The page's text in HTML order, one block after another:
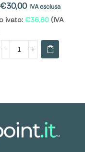
€30,00 IVA esclusa
ivato: €36,60 (IVA